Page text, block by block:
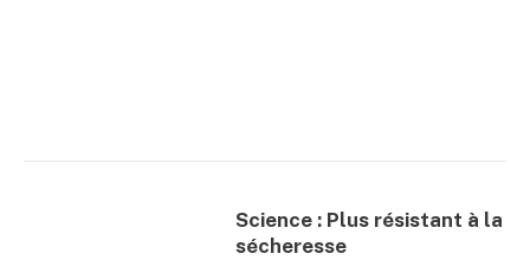
Science : Plus résistant à la
sécheresse